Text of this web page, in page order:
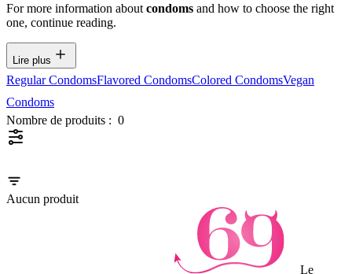
For more information about condoms and how to choose the right
one, continue reading.
Lire plus
Regular CondomsFlavored CondomsColored CondomsVegan
Condoms
Nombre de produits : 0
Aucun produit
Le